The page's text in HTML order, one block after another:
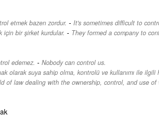
etmek bazen zordur. - It's sometimes difficult to
için bir şirket kurdular. - They formed a company to
edemez. - Nobody can control us.
olarak suya sahip olma, kontrolü ve kullanımı ile ilgili
of law dealing with the ownership, control, and use of